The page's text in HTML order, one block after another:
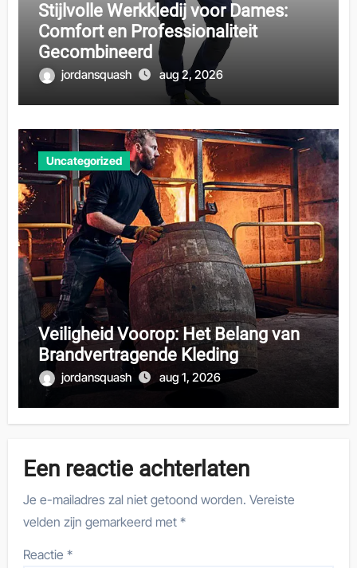
Stijlvolle Werkkledij voor Dames:
Comfort en Professionaliteit
Gecombineerd
jordansquash aug 2, 2026
Uncategorized
Veiligheid Voorop: Het Belang van
Brandvertragende Kleding
jordansquash aug 1, 2026
Een reactie achterlaten
Je e-mailadres zal niet getoond worden. Vereiste
velden zijn gemarkeerd met*
Reactie*